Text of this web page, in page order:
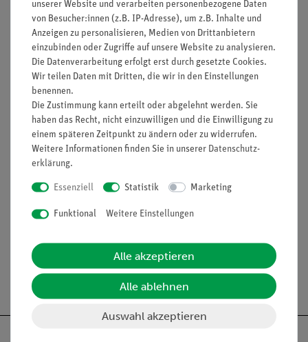
Automatische Abschaltung
Zubehör: Batterien, Tasche und Bedienungsanleitung
Messbereich 0,05 - 80 m
Messgenauigkeit +/- 2 mm
Messeinheiten m (meter), in (inch), ft (feet)
Interner Speicher 99 Werte
Laser Klasse: 2; 620 nm - 680 nm
Betriebsspannung 2 x 1,5 V AAA Batterien
Abmessungen (BxHxT) 54 x 118 x 28 mm
Gewicht 130 g
Hergestellt von PeakTech
Versandkostenfrei ab 300,- €
unserer Website und verarbeiten personenbezogene Daten
von Besucher:innen (z.B. IP-Adresse), um z.B. Inhalte und
Anzeigen zu personalisieren, Medien von Drittanbietern
einzubinden oder Zugriffe auf unsere Website zu analysieren.
Die Datenverarbeitung erfolgt erst durch gesetzte Cookies.
Wir teilen Daten mit Dritten, die wir in den Einstellungen
benennen.
Die Zustimmung kann erteilt oder abgelehnt werden. Sie
haben das Recht, nicht einzuwilligen und die Einwilligung zu
einem späteren Zeitpunkt zu ändern oder zu widerrufen.
Weitere Informationen finden Sie in unserer Daten­schutz­
erklärung.
Essenziell Statistik Marketing
Funktional Weitere Einstellungen
Alle akzeptieren
Alle ablehnen
Auswahl akzeptieren